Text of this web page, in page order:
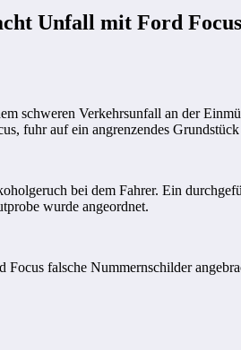
Unfall mit Ford
schweren Verkehrsunfall an der
fuhr auf ein angrenzendes
bei dem Fahrer. Ein
wurde angeordnet.
falsche Nummernschilder